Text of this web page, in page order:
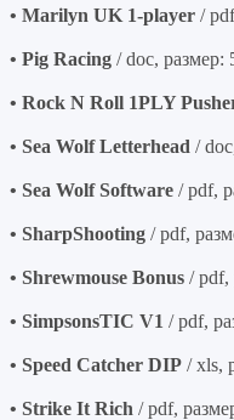
• Marilyn UK 1-player /
• Pig Racing / doc, размер:
• Rock N Roll 1PLY
• Sea Wolf Letterhead /
• Sea Wolf Software / pdf,
• SharpShooting / pdf,
• Shrewmouse Bonus / pdf,
• SimpsonsTIC V1 / pdf,
• Speed Catcher DIP / xls,
• Strike It Rich / pdf,